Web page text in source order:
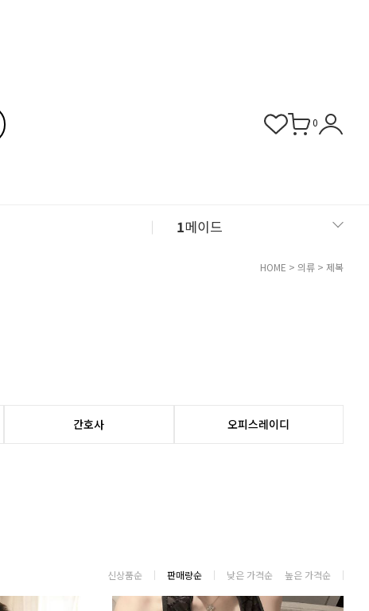
0
1메이드
HOME > 의류 > 제복
간호사 오피스레이디
신상품순 판매량순 낮은 가격순 높은 가격순